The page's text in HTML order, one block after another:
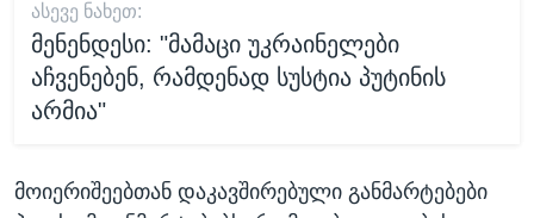
ᲐᲡᲔᲕᲔ ᲜᲐᲮᲔᲗ:
მენენდესი: "მამაცი უკრაინელები
აჩვენებენ, რამდენად სუსტია პუტინის
არმია"
მოიერიშეებთან დაკავშირებული განმარტებები